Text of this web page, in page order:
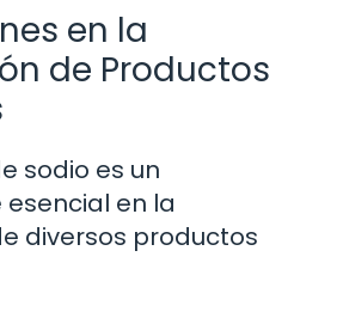
en la
de Productos
sodio es un
en la
diversos productos